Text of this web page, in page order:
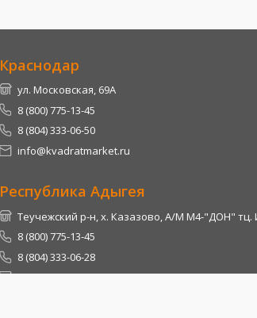
Краснодар
ул. Московская, 69А
8 (800) 775-13-45
8 (804) 333-06-50
info@kvadratmarket.ru
Республика Адыгея
Теучежский р-н, х. Казазово, А/М М4-"ДОН" тц.
8 (800) 775-13-45
8 (804) 333-06-28
info@kvadratmarket.ru